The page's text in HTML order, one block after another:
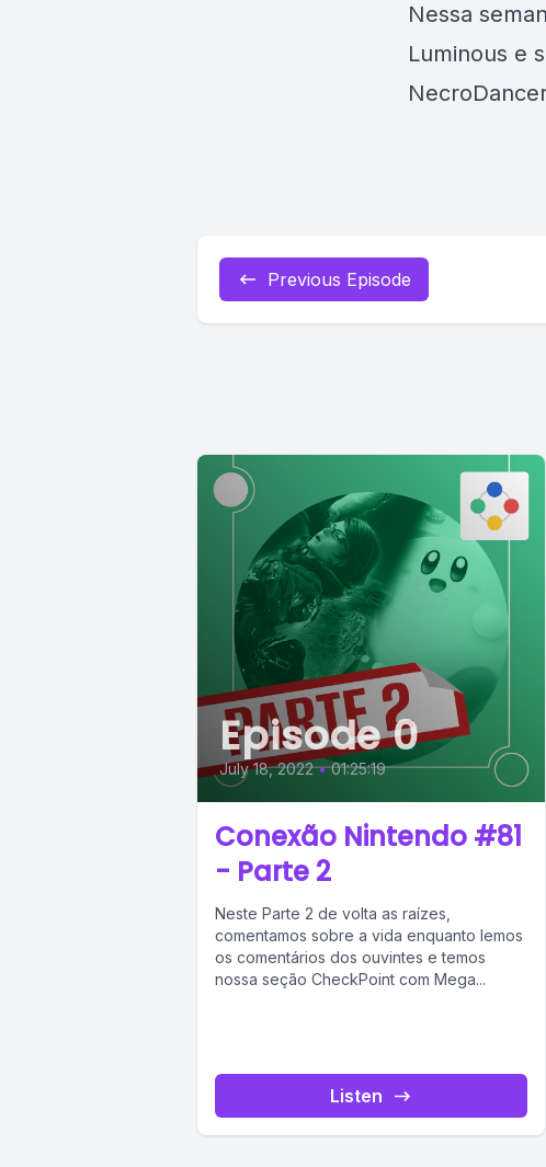
Nessa
Luminous e
Previous Episode
Episode 0
July 18, 2022 • 01:25:19
Conexão Nintendo #81
- Parte 2
Neste Parte 2 de volta as raízes,
comentamos sobre a vida enquanto lemos
os comentários dos ouvintes e temos
nossa seção CheckPoint com Mega...
Listen